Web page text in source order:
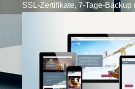
SSL-Zertifikate, 7-Tage-Backup